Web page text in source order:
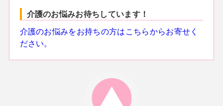
介護のお悩みお待ちしています！
介護のお悩みをお持ちの方はこちらからお寄せく
ださい。